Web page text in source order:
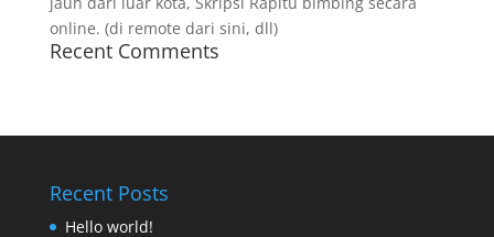
online. (di remote dari sini, dll)
Recent Comments
Recent Posts
Hello world!